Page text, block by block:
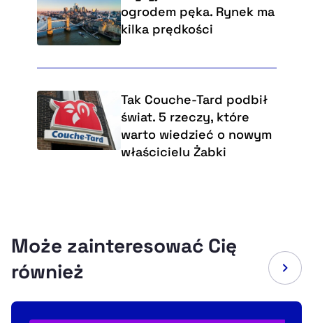
ogrodem pęka. Rynek ma
kilka prędkości
Tak Couche-Tard podbił
świat. 5 rzeczy, które
warto wiedzieć o nowym
właścicielu Żabki
Może zainteresować Cię
również